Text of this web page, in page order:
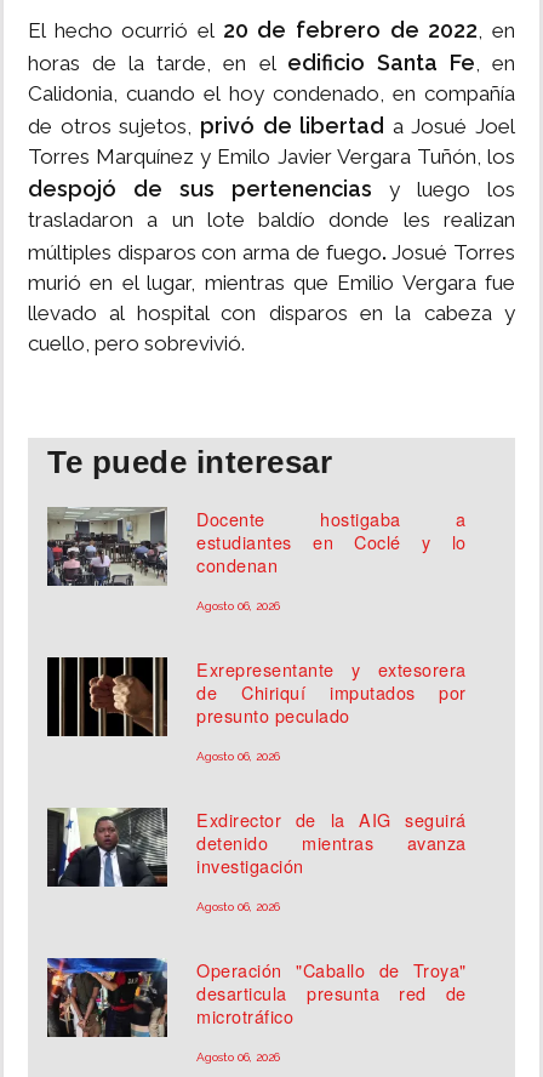
El hecho ocurrió el 20 de febrero de 2022, en
horas de la tarde, en el edificio Santa Fe, en
Calidonia, cuando el hoy condenado, en compañía
de otros sujetos, privó de libertad a Josué Joel
Torres Marquínez y Emilo Javier Vergara Tuñón, los
despojó de sus pertenencias y luego los
trasladaron a un lote baldío donde les realizan
múltiples disparos con arma de fuego.Josué Torres
murió en el lugar, mientras que Emilio Vergara fue
llevado al hospital con disparos en la cabeza y
cuello, pero sobrevivió.
Te puede interesar
Docente hostigaba a
estudiantes en Coclé y lo
condenan
Agosto 06, 2026
Exrepresentante y extesorera
de Chiriquí imputados por
presunto peculado
Agosto 06, 2026
Exdirector de la AIG seguirá
detenido mientras avanza
investigación
Agosto 06, 2026
Operación "Caballo de Troya"
desarticula presunta red de
microtráfico
Agosto 06, 2026